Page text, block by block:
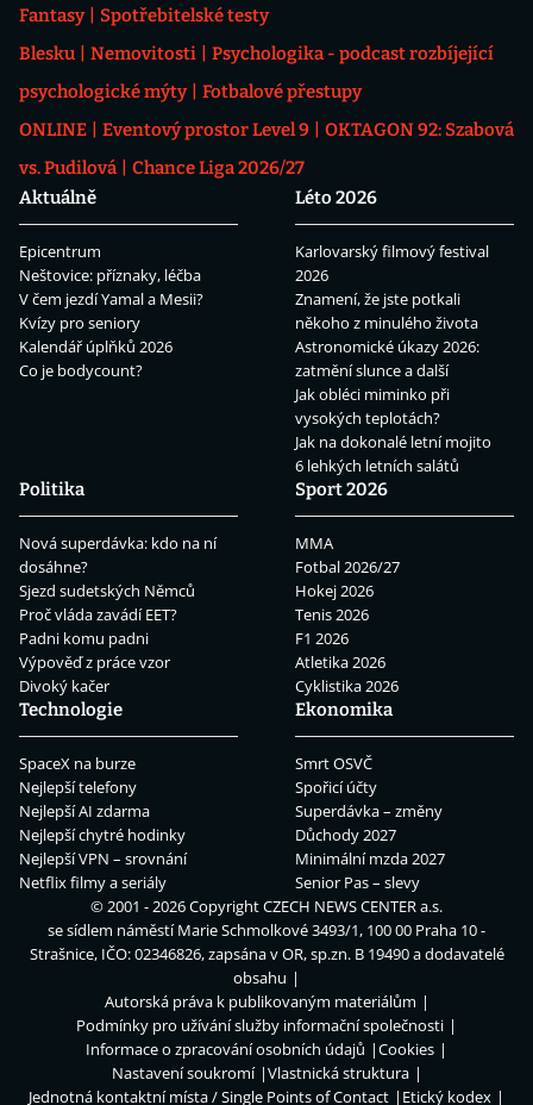
Fantasy
Spotřebitelské testy
Blesku
Nemovitosti
Psychologika - podcast rozbíjející
psychologické mýty
Fotbalové přestupy
ONLINE
Eventový prostor Level 9
OKTAGON 92: Szabová
vs. Pudilová
Chance Liga 2026/27
Aktuálně
Epicentrum
Neštovice: příznaky, léčba
V čem jezdí Yamal a Mesii?
Kvízy pro seniory
Kalendář úplňků 2026
Co je bodycount?
Léto 2026
Karlovarský filmový festival
2026
Znamení, že jste potkali
někoho z minulého života
Astronomické úkazy 2026:
zatmění slunce a další
Jak obléci miminko při
vysokých teplotách?
Jak na dokonalé letní mojito
6 lehkých letních salátů
Politika
Nová superdávka: kdo na ní
dosáhne?
Sjezd sudetských Němců
Proč vláda zavádí EET?
Padni komu padni
Výpověď z práce vzor
Divoký kačer
Sport 2026
MMA
Fotbal 2026/27
Hokej 2026
Tenis 2026
F1 2026
Atletika 2026
Cyklistika 2026
Technologie
SpaceX na burze
Nejlepší telefony
Nejlepší AI zdarma
Nejlepší chytré hodinky
Nejlepší VPN – srovnání
Netflix filmy a seriály
Ekonomika
Smrt OSVČ
Spořicí účty
Superdávka – změny
Důchody 2027
Minimální mzda 2027
Senior Pas – slevy
© 2001 - 2026 CopyrightCZECH NEWS CENTER a.s.
se sídlem náměstí Marie Schmolkové 3493/1, 100 00 Praha 10 -
Strašnice, IČO: 02346826, zapsána v OR, sp.zn. B 19490 a dodavatelé
obsahu
Autorská práva k publikovaným materiálům
Podmínky pro užívání služby informační společnosti
Informace o zpracování osobních údajů
Cookies
Nastavení soukromí
Vlastnická struktura
Jednotná kontaktní místa / Single Points of Contact
Etický kodex